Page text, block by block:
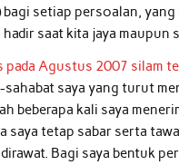
setiap persoalan,
saat kita jaya maupun
pada Agustus 2007 silam
saya yang turut
beberapa kali saya
tetap sabar serta
Bagi saya bentuk